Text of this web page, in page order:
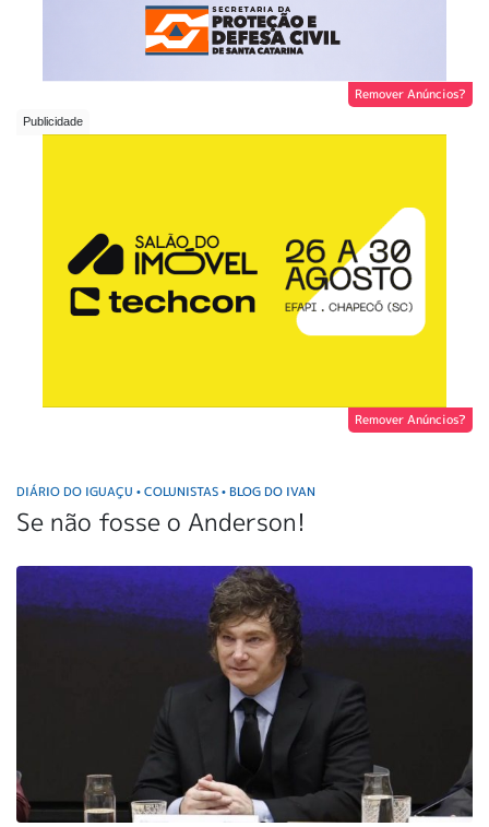
Remover Anúncios?
Remover Anúncios?
DIÁRIO DO IGUAÇU • COLUNISTAS • BLOG DO IVAN
Se não fosse o Anderson!